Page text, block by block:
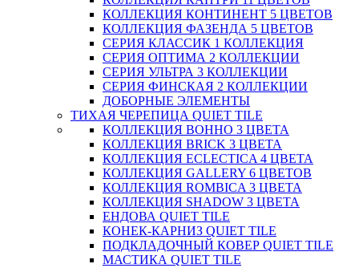
КОЛЛЕКЦИЯ КОНТИНЕНТ 5 ЦВЕТОВ
КОЛЛЕКЦИЯ ФАЗЕНДА 5 ЦВЕТОВ
СЕРИЯ КЛАССИК 1 КОЛЛЕКЦИЯ
СЕРИЯ ОПТИМА 2 КОЛЛЕКЦИИ
СЕРИЯ УЛЬТРА 3 КОЛЛЕКЦИИ
СЕРИЯ ФИНСКАЯ 2 КОЛЛЕКЦИИ
ДОБОРНЫЕ ЭЛЕМЕНТЫ
ТИХАЯ ЧЕРЕПИЦА QUIET TILE
КОЛЛЕКЦИЯ BOHHO 3 ЦВЕТА
КОЛЛЕКЦИЯ BRICK 3 ЦВЕТА
КОЛЛЕКЦИЯ ECLECTICA 4 ЦВЕТА
КОЛЛЕКЦИЯ GALLERY 6 ЦВЕТОВ
КОЛЛЕКЦИЯ ROMBICA 3 ЦВЕТА
КОЛЛЕКЦИЯ SHADOW 3 ЦВЕТА
ЕНДОВА QUIET TILE
КОНЕК-КАРНИЗ QUIET TILE
ПОДКЛАДОЧНЫЙ КОВЕР QUIET TILE
МАСТИКА QUIET TILE